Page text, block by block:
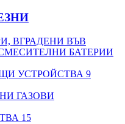
ВГРАДЕНИ ВЪВ
БАТЕРИИ
УСТРОЙСТВА 9
ГАЗОВИ
15